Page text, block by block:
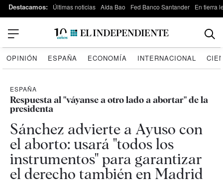
Destacamos: Últimas noticias Aída Bao Fed Banco Santander En tierra
OPINIÓN ESPAÑA ECONOMÍA INTERNACIONAL
ESPAÑA
Respuesta al "váyanse a otro lado a abortar" de la
presidenta
Sánchez advierte a Ayuso con
el aborto: usará "todos los
instrumentos" para garantizar
el derecho también en Madrid